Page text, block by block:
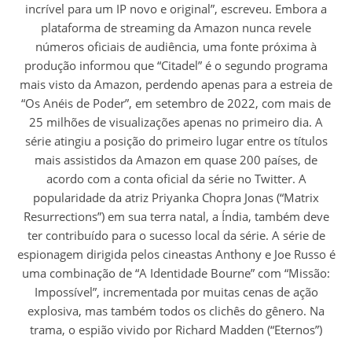
incrível para um IP novo e original”, escreveu. Embora a
plataforma de streaming da Amazon nunca revele
números oficiais de audiência, uma fonte próxima à
produção informou que “Citadel” é o segundo programa
mais visto da Amazon, perdendo apenas para a estreia de
“Os Anéis de Poder”, em setembro de 2022, com mais de
25 milhões de visualizações apenas no primeiro dia. A
série atingiu a posição do primeiro lugar entre os títulos
mais assistidos da Amazon em quase 200 países, de
acordo com a conta oficial da série no Twitter. A
popularidade da atriz Priyanka Chopra Jonas (“Matrix
Resurrections”) em sua terra natal, a Índia, também deve
ter contribuído para o sucesso local da série. A série de
espionagem dirigida pelos cineastas Anthony e Joe Russo é
uma combinação de “A Identidade Bourne” com “Missão:
Impossível”, incrementada por muitas cenas de ação
explosiva, mas também todos os clichês do gênero. Na
trama, o espião vivido por Richard Madden (“Eternos”)